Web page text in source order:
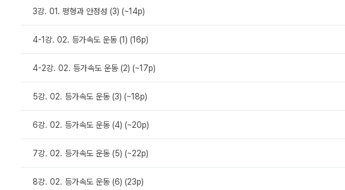
3강. 01. 평형과 안정성 (3) (~14p)
4-1강. 02. 등가속도 운동 (1) (16p)
4-2강. 02. 등가속도 운동 (2) (~17p)
5강. 02. 등가속도 운동 (3) (~18p)
6강. 02. 등가속도 운동 (4) (~20p)
7강. 02. 등가속도 운동 (5) (~22p)
8강. 02. 등가속도 운동 (6) (23p)